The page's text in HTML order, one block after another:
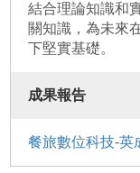
結合理論知識和
關知識，為未來
下堅實基礎。
成果報告
餐旅數位科技-英